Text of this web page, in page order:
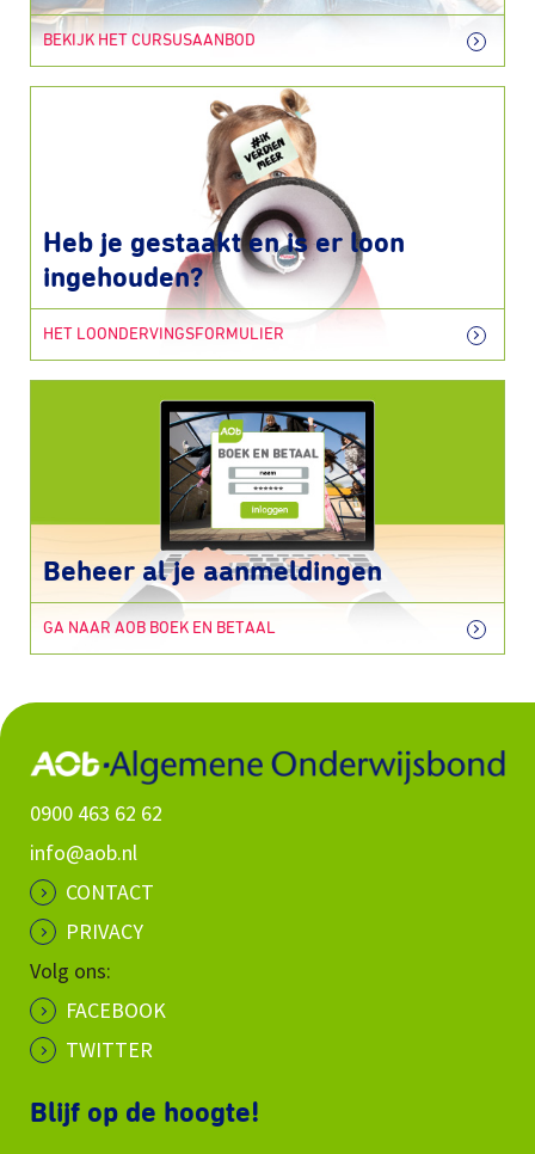
BEKIJK HET CURSUSAANBOD
Heb je gestaakt en is er loon
ingehouden?
HET LOONDERVINGSFORMULIER
Beheer al je aanmeldingen
GA NAAR AOB BOEK EN BETAAL
0900 463 62 62
info@aob.nl
CONTACT
PRIVACY
Volg ons:
FACEBOOK
TWITTER
Blijf op de hoogte!